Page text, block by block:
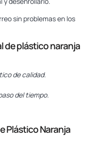
sin problemas en los
de plástico naranja
de calidad.
del tiempo.
Plástico Naranja